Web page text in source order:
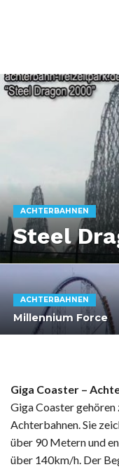
ACHTERBAHNEN
Steel
ACHTERBAHNEN
Millennium Force
Giga Coaster –
Giga Coaster
Achterbahnen. Sie
über 90 Metern und
über 140km/h. Der